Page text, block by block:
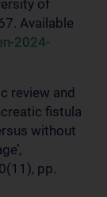
of
Available
2024-
review and
fistula
without
pp.